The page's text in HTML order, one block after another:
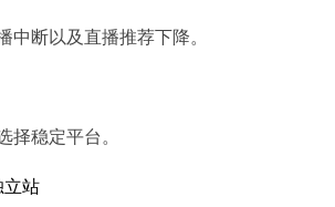
中断以及直播推荐下降。
择稳定平台。
立站